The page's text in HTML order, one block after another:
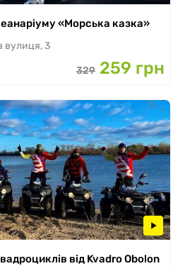
«Морська казка»
вулиця, 3
329 259 грн
від Kvadro Obolon